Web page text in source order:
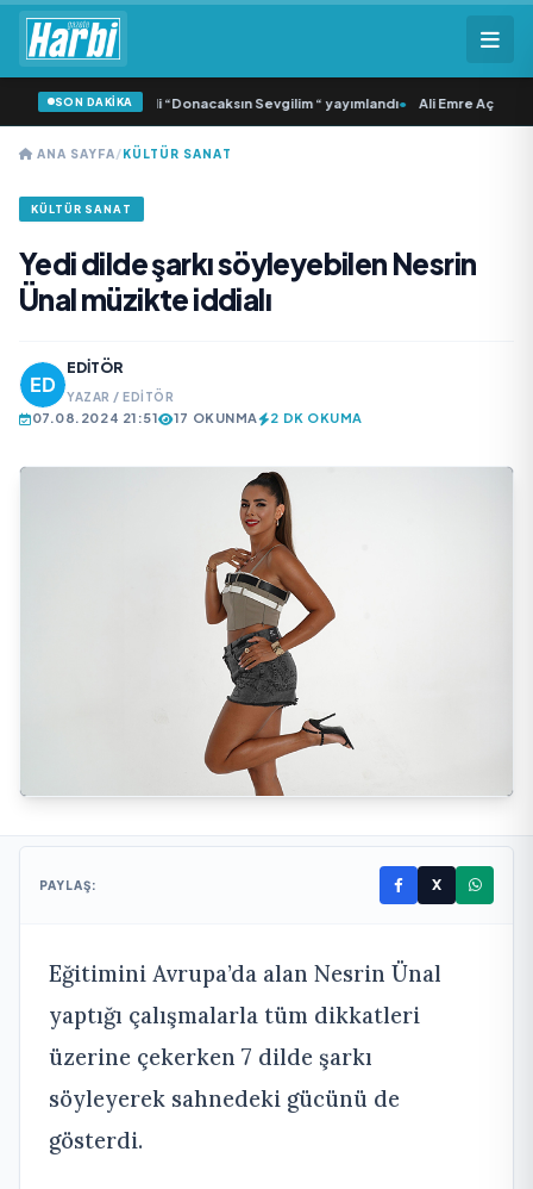
SON DAKİKA
‘dan İkinci Tekli “Donacaksın Sevgilim “ yayımlandı• Ali Emre Açıkgöz
ANA SAYFA/KÜLTÜR SANAT
KÜLTÜR SANAT
Yedi dilde şarkı söyleyebilen Nesrin
Ünal müzikte iddialı
EDITÖR
YAZAR / EDITÖR
07.08.2024 21:51 17 OKUNMA 2 DK OKUMA
PAYLAŞ: X
Eğitimini Avrupa’da alan Nesrin Ünal
yaptığı çalışmalarla tüm dikkatleri
üzerine çekerken 7 dilde şarkı
söyleyerek sahnedeki gücünü de
gösterdi.